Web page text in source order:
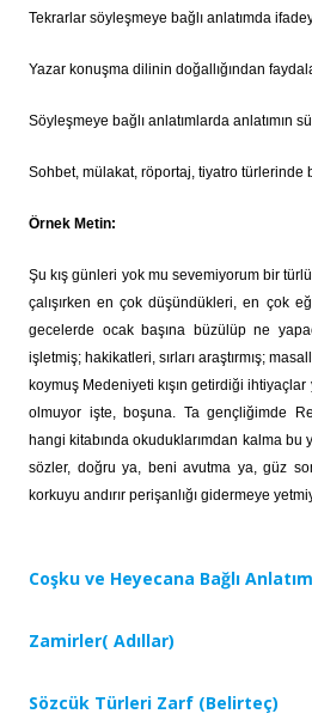
Tekrarlar söyleşmeye bağlı anlatımda
Yazar konuşma dilinin doğallığından
Söyleşmeye bağlı anlatımlarda anlatımın
Sohbet, mülakat, röportaj, tiyatro türlerinde
Örnek Metin:
Şu kış günleri yok mu sevemiyorum bir
çalışırken en çok düşündükleri, en çok
gecelerde ocak başına büzülüp ne
işletmiş; hakikatleri, sırları araştırmış;
koymuş Medeniyeti kışın getirdiği
olmuyor işte, boşuna. Ta gençliğimde
hangi kitabında okuduklarımdan kalma bu
sözler, doğru ya, beni avutma ya, güz
korkuyu andırır perişanlığı gidermeye
Coşku ve Heyecana Bağlı
Zamirler( Adıllar)
Sözcük Türleri Zarf (Belirteç)